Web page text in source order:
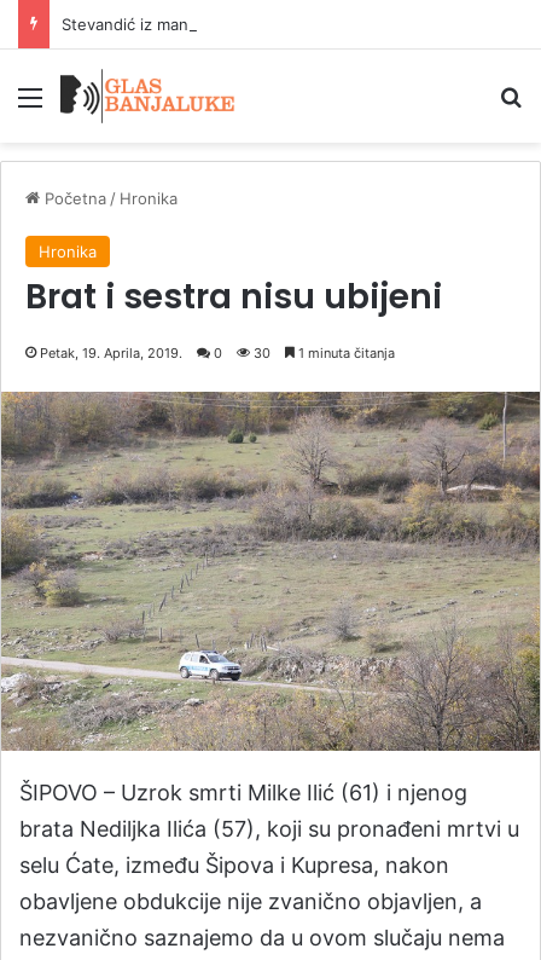
Meni
Početna / Hronika
Hronika
Brat i sestra nisu ubijeni
Petak, 19. Aprila, 2019. 0 30 1 minuta čitanja
ŠIPOVO – Uzrok smrti Milke Ilić (61) i njenog
brata Nediljka Ilića (57), koji su pronađeni mrtvi u
selu Ćate, između Šipova i Kupresa, nakon
obavljene obdukcije nije zvanično objavljen, a
nezvanično saznajemo da u ovom slučaju nema